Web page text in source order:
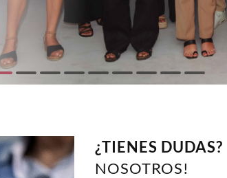
¿TIENES DUDAS?
NOSOTROS!